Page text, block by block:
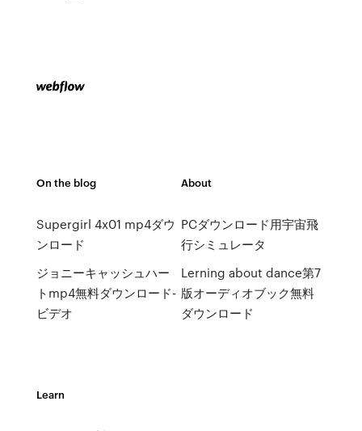
On the blog
Supergirl 4x01 mp4ダウ
ンロード
ジョニーキャッシュハー
トmp4無料ダウンロード-
ビデオ
About
PCダウンロード用宇宙飛
行シミュレータ
Lerning about dance第7
版オーディオブック無料
ダウンロード
Learn